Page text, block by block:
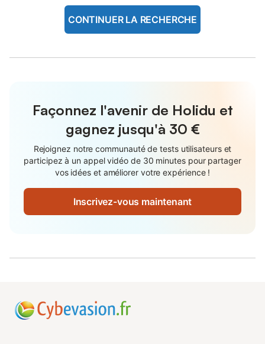
CONTINUER LA RECHERCHE
Façonnez l'avenir de Holidu et
gagnez jusqu'à 30 €
Rejoignez notre communauté de tests utilisateurs et
participez à un appel vidéo de 30 minutes pour partager
vos idées et améliorer votre expérience !
Inscrivez-vous maintenant